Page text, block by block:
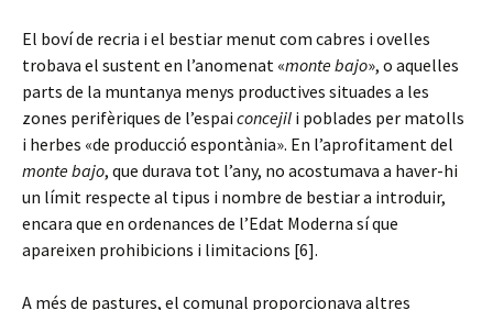
El boví de recria i el bestiar menut com cabres i ovelles
trobava el sustent en l’anomenat «monte bajo», o aquelles
parts de la muntanya menys productives situades a les
zones perifèriques de l’espai concejil i poblades per matolls
i herbes «de producció espontània». En l’aprofitament del
monte bajo, que durava tot l’any, no acostumava a haver-hi
un límit respecte al tipus i nombre de bestiar a introduir,
encara que en ordenances de l’Edat Moderna sí que
apareixen prohibicions i limitacions [6].
A més de pastures, el comunal proporcionava altres